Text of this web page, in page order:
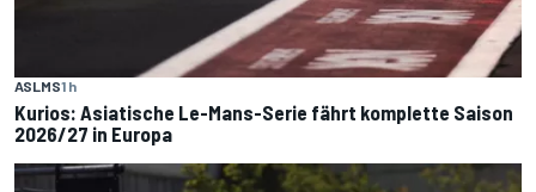
ASLMS1 h
Kurios: Asiatische Le-Mans-Serie fährt komplette Saison
2026/27 in Europa